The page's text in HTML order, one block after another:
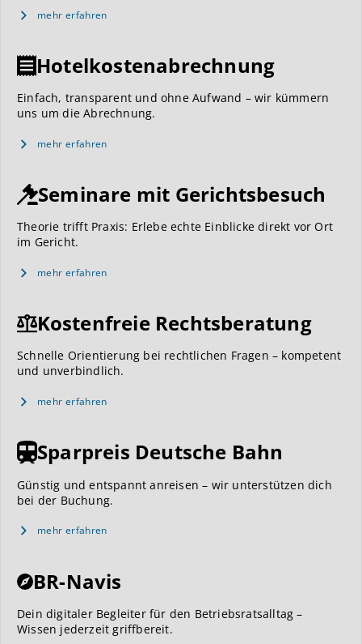
mehr erfahren
Hotelkostenabrechnung
Einfach, transparent und ohne Aufwand – wir kümmern
uns um die Abrechnung.
mehr erfahren
Seminare mit Gerichtsbesuch
Theorie trifft Praxis: Erlebe echte Einblicke direkt vor Ort
im Gericht.
mehr erfahren
Kostenfreie Rechtsberatung
Schnelle Orientierung bei rechtlichen Fragen – kompetent
und unverbindlich.
mehr erfahren
Sparpreis Deutsche Bahn
Günstig und entspannt anreisen – wir unterstützen dich
bei der Buchung.
mehr erfahren
BR-Navis
Dein digitaler Begleiter für den Betriebsratsalltag –
Wissen jederzeit griffbereit.